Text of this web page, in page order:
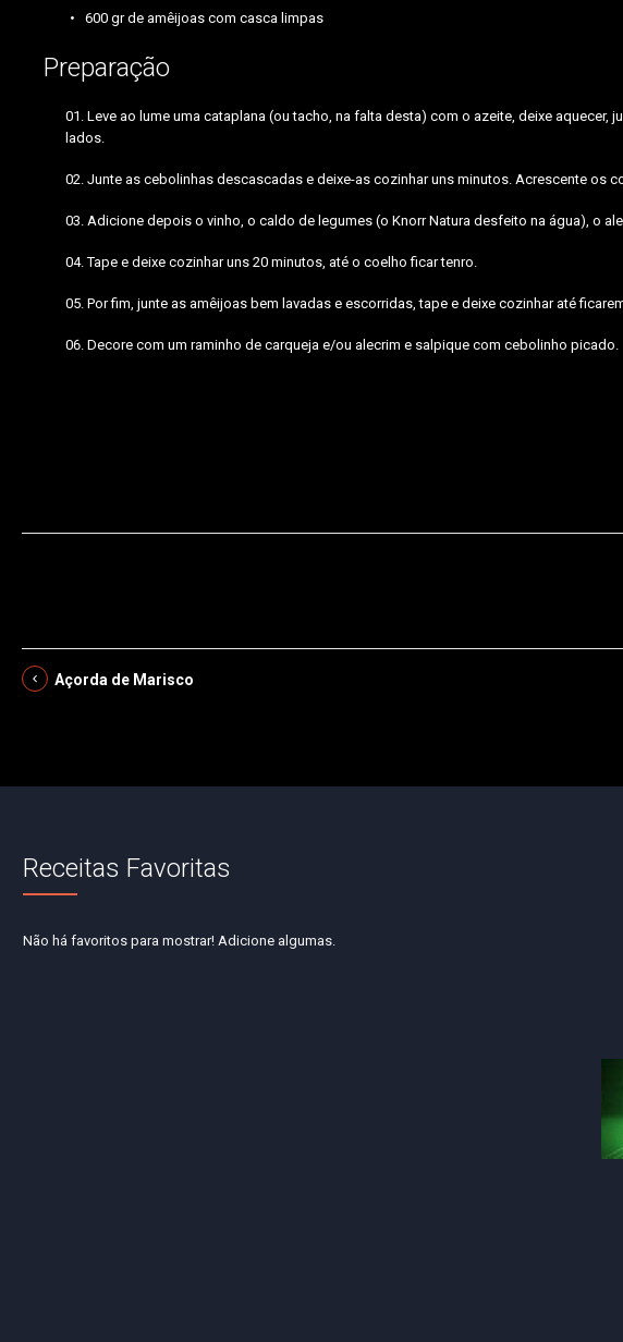
600 gr de amêijoas com casca limpas
Preparação
Leve ao lume uma cataplana (ou tacho, na falta desta) com o azeite, deixe
lados.
Junte as cebolinhas descascadas e deixe-as cozinhar uns minutos. Acrescente os
Adicione depois o vinho, o caldo de legumes (o Knorr Natura desfeito na água), o
Tape e deixe cozinhar uns 20 minutos, até o coelho ficar tenro.
Por fim, junte as amêijoas bem lavadas e escorridas, tape e deixe cozinhar até
Decore com um raminho de carqueja e/ou alecrim e salpique com cebolinho picado.
Açorda de Marisco
Receitas Favoritas
Não há favoritos para mostrar! Adicione algumas.